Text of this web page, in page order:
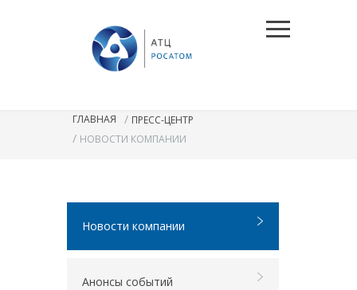
ГЛАВНАЯ / ПРЕСС-ЦЕНТР
/ НОВОСТИ КОМПАНИИ
Новости компании
Анонсы событий